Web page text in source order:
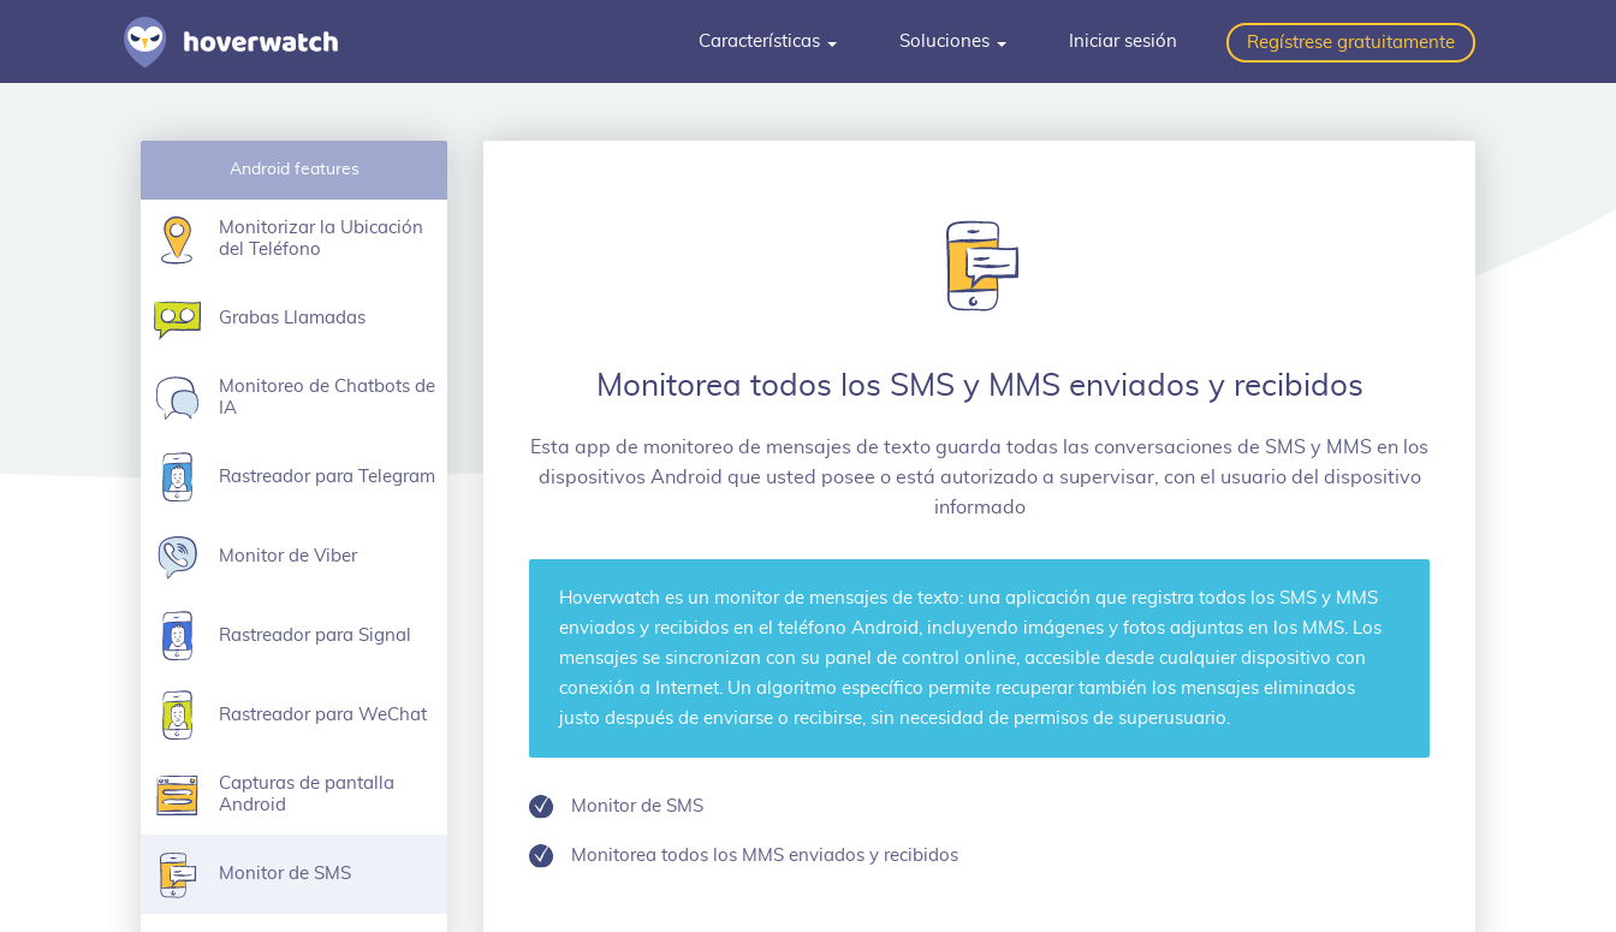
Características Soluciones Iniciar sesión Regístrese gratuitamente
Android features
Monitorizar la Ubicación
del Teléfono
Grabas Llamadas
Monitoreo de Chatbots de
IA
Rastreador para Telegram
Monitor de Viber
Rastreador para Signal
Rastreador para WeChat
Capturas de pantalla
Android
Monitor de SMS
Monitorea todos los SMS y MMS enviados y recibidos
Esta app de monitoreo de mensajes de texto guarda todas las conversaciones de SMS y MMS en los
dispositivos Android que usted posee o está autorizado a supervisar, con el usuario del dispositivo
informado
Hoverwatch es un monitor de mensajes de texto: una aplicación que registra todos los SMS y MMS
enviados y recibidos en el teléfono Android, incluyendo imágenes y fotos adjuntas en los MMS. Los
mensajes se sincronizan con su panel de control online, accesible desde cualquier dispositivo con
conexión a Internet. Un algoritmo específico permite recuperar también los mensajes eliminados
justo después de enviarse o recibirse, sin necesidad de permisos de superusuario.
Monitor de SMS
Monitorea todos los MMS enviados y recibidos